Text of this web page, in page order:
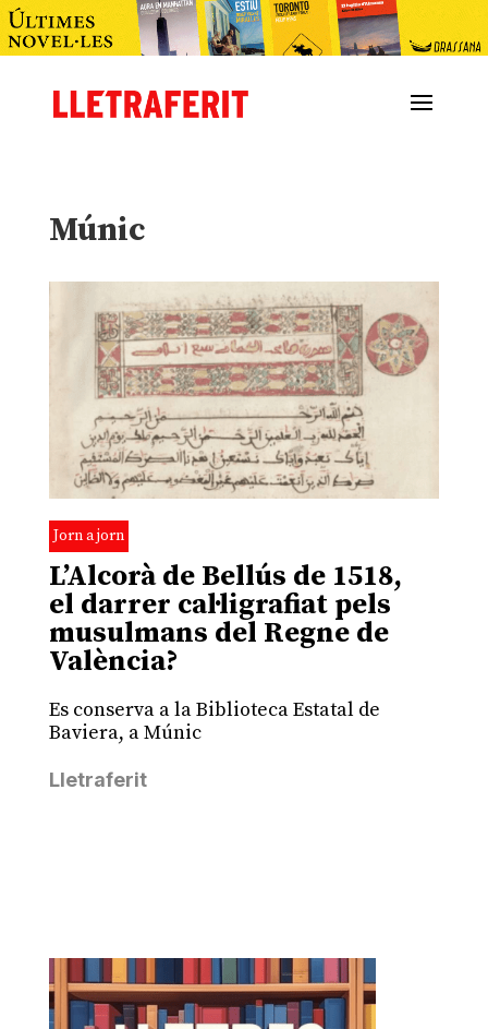
Múnic
Jorn a jorn
L’Alcorà de Bellús de 1518,
el darrer cal·ligrafiat pels
musulmans del Regne de
València?
Es conserva a la Biblioteca Estatal de
Baviera, a Múnic
Lletraferit